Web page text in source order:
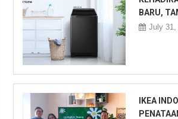
BARU,
July 31,
IKEA